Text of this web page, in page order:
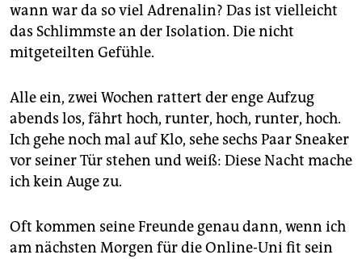
wann war da so viel Adrenalin? Das ist vielleicht
das Schlimmste an der Isolation. Die nicht
mitgeteilten Gefühle.
Alle ein, zwei Wochen rattert der enge Aufzug
abends los, fährt hoch, runter, hoch, runter, hoch.
Ich gehe noch mal auf Klo, sehe sechs Paar Sneaker
vor seiner Tür stehen und weiß: Diese Nacht mache
ich kein Auge zu.
Oft kommen seine Freunde genau dann, wenn ich
am nächsten Morgen für die Online-Uni fit sein